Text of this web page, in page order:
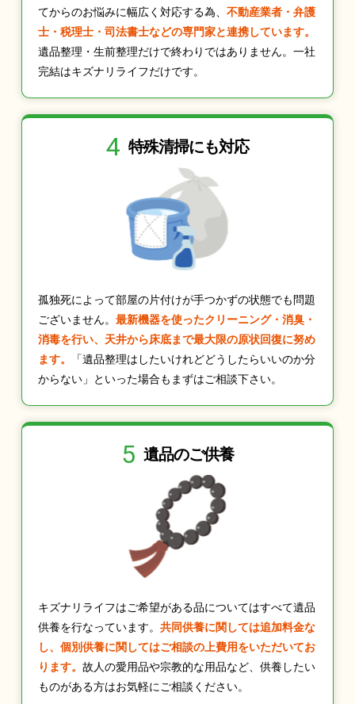
てからのお悩みに幅広く対応する為、 不動産業者・弁護
士・税理士・司法書士などの専門家と連携しています。
遺品整理・生前整理だけで終わりではありません。一社
完結はキズナリライフだけです。
4 特殊清掃にも対応
孤独死によって部屋の片付けが手つかずの状態でも問題
ございません。 最新機器を使ったクリーニング・消臭・
消毒を行い、天井から床底まで最大限の原状回復に努め
ます。
「遺品整理はしたいけれどどうしたらいいのか分
からない」といった場合もまずはご相談下さい。
5 遺品のご供養
キズナリライフはご希望がある品についてはすべて遺品
供養を行なっています。 共同供養に関しては追加料金な
し、個別供養に関してはご相談の上費用をいただいてお
ります。 故人の愛用品や宗教的な用品など、供養したい
ものがある方はお気軽にご相談ください。